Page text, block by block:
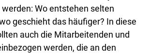
Wo entstehen selten
geschieht das häufiger? In diese
auch die Mitarbeitenden und
werden, die an den